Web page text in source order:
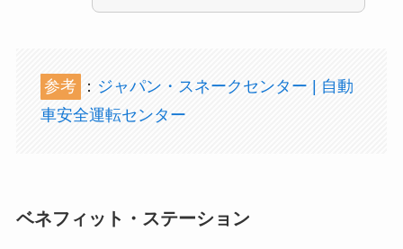
参考 ： ジャパン・スネークセンター | 自動
車安全運転センター
ベネフィット・ステーション